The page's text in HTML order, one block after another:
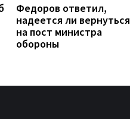
Федоров ответил,
надеется ли вернуться
на пост министра
обороны